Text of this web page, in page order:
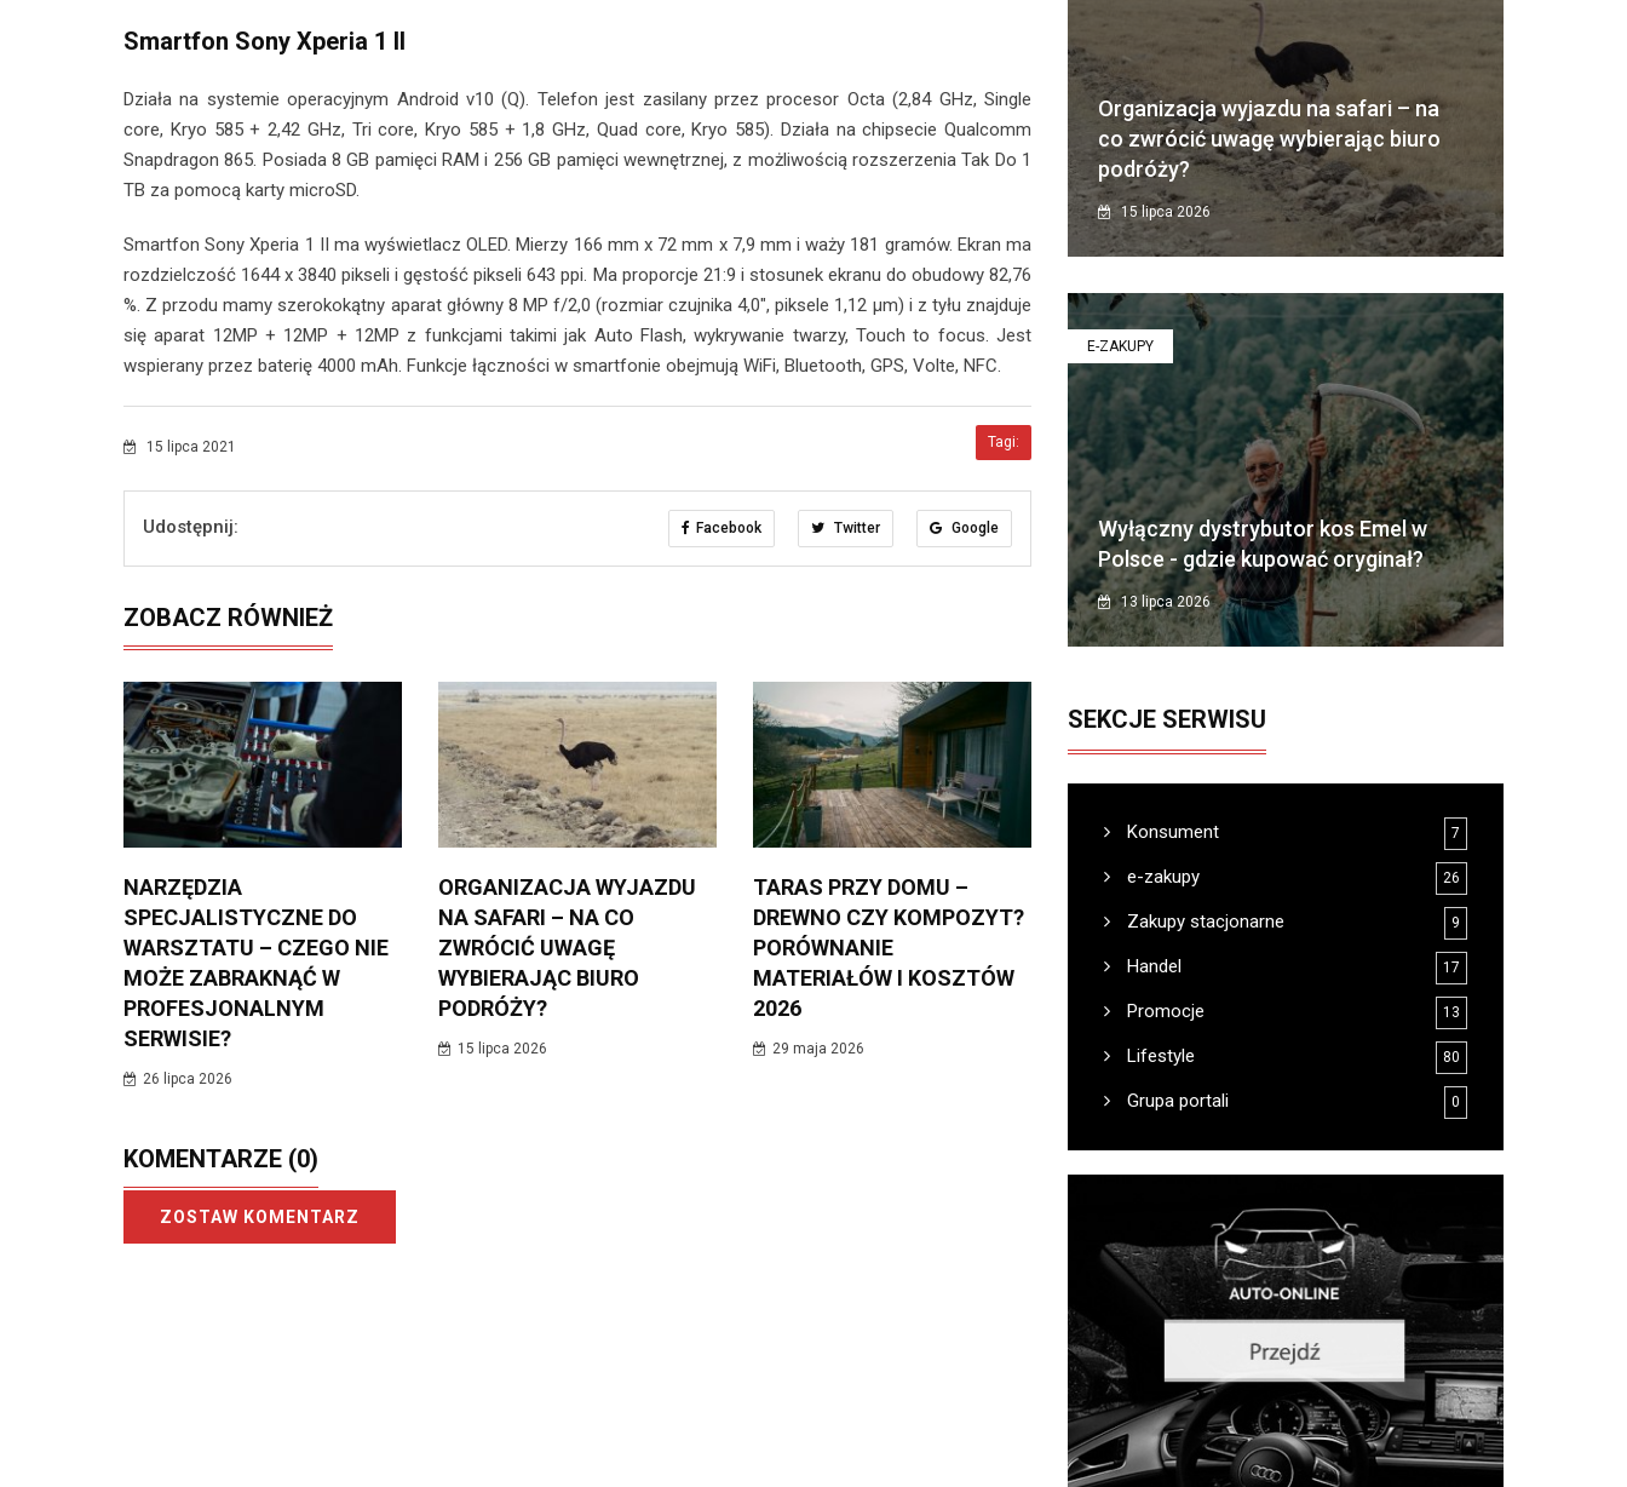
Smartfon Sony Xperia 1 II
Działa na systemie operacyjnym Android v10 (Q). Telefon jest zasilany przez procesor Octa (2,84 GHz, Single
core, Kryo 585 + 2,42 GHz, Tri core, Kryo 585 + 1,8 GHz, Quad core, Kryo 585). Działa na chipsecie Qualcomm
Snapdragon 865. Posiada 8 GB pamięci RAM i 256 GB pamięci wewnętrznej, z możliwością rozszerzenia Tak Do 1
TB za pomocą karty microSD.
Smartfon Sony Xperia 1 II ma wyświetlacz OLED. Mierzy 166 mm x 72 mm x 7,9 mm i waży 181 gramów. Ekran ma
rozdzielczość 1644 x 3840 pikseli i gęstość pikseli 643 ppi. Ma proporcje 21:9 i stosunek ekranu do obudowy 82,76
%. Z przodu mamy szerokokątny aparat główny 8 MP f/2,0 (rozmiar czujnika 4,0", piksele 1,12 µm) i z tyłu znajduje
się aparat 12MP + 12MP + 12MP z funkcjami takimi jak Auto Flash, wykrywanie twarzy, Touch to focus. Jest
wspierany przez baterię 4000 mAh. Funkcje łączności w smartfonie obejmują WiFi, Bluetooth, GPS, Volte, NFC.
15 lipca 2021 Tagi:
Udostępnij: Facebook Twitter Google
ZOBACZ RÓWNIEŻ
NARZĘDZIA
SPECJALISTYCZNE DO
WARSZTATU – CZEGO NIE
MOŻE ZABRAKNĄĆ W
PROFESJONALNYM
SERWISIE?
26 lipca 2026
ORGANIZACJA WYJAZDU
NA SAFARI – NA CO
ZWRÓCIĆ UWAGĘ
WYBIERAJĄC BIURO
PODRÓŻY?
15 lipca 2026
TARAS PRZY DOMU –
DREWNO CZY KOMPOZYT?
PORÓWNANIE
MATERIAŁÓW I KOSZTÓW
2026
29 maja 2026
KOMENTARZE (0)
ZOSTAW KOMENTARZ
Organizacja wyjazdu na safari – na
co zwrócić uwagę wybierając biuro
podróży?
15 lipca 2026
E-ZAKUPY
Wyłączny dystrybutor kos Emel w
Polsce - gdzie kupować oryginał?
13 lipca 2026
SEKCJE SERWISU
Konsument 7
e-zakupy 26
Zakupy stacjonarne 9
Handel 17
Promocje 13
Lifestyle 80
Grupa portali 0